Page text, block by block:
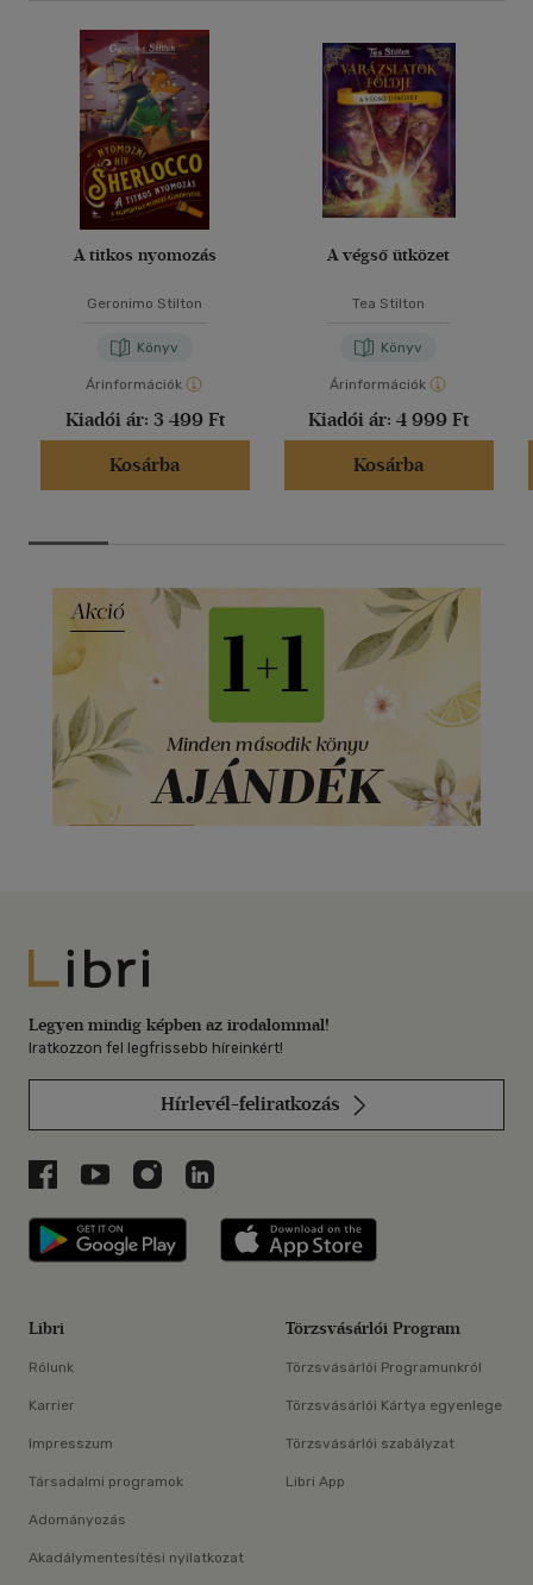
A titkos nyomozás
Geronimo Stilton
Könyv
Árinformációk
Kiadói ár: 3 499 Ft
Kosárba
A végső ütközet
Tea Stilton
Könyv
Árinformációk
Kiadói ár: 4 999 Ft
Kosárba
Libri
Legyen mindig képben az irodalommal!
Iratkozzon fel legfrissebb híreinkért!
Hírlevél-feliratkozás
Libri a Facebookon
Libri a Youtube-on
Libri az Instagramon
Libri a LinkedInen
Libri applikáció Szerezd meg: Google
Libri
Rólunk
Karrier
Impresszum
Társadalmi programok
Adományozás
Akadálymentesítési nyilatkozat
Törzsvásárlói Program
Törzsvásárlói Programunkról
Törzsvásárlói Kártya egyenlege
Törzsvásárlói szabályzat
Libri App